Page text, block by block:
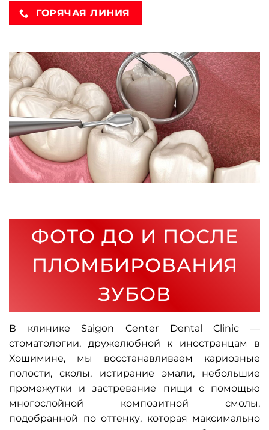
ГОРЯЧАЯ ЛИНИЯ
ФОТО ДО И ПОСЛЕ
ПЛОМБИРОВАНИЯ
ЗУБОВ
В клинике Saigon Center Dental Clinic —
стоматологии, дружелюбной к иностранцам в
Хошимине, мы восстанавливаем кариозные
полости, сколы, истирание эмали, небольшие
промежутки и застревание пищи с помощью
многослойной композитной смолы,
подобранной по оттенку, которая максимально